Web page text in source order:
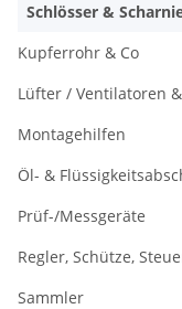
Schlösser &
Kupferrohr & Co
Lüfter / Ventilatoren
Montagehilfen
Öl- &
Prüf-/Messgeräte
Regler, Schütze,
Sammler